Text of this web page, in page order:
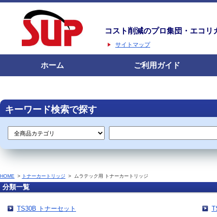
コスト削減のプロ集団・エコリ
サイトマップ
ホーム ご利用ガイド
キーワード検索で探す
HOME > トナーカートリッジ > ムラテック用 トナーカートリッジ
分類一覧
TS30B トナーセット